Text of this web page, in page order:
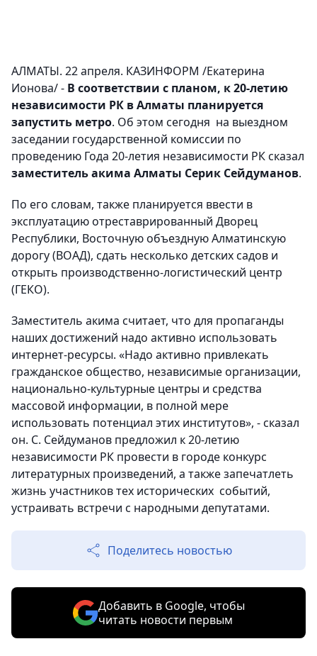
АЛМАТЫ. 22 апреля. КАЗИНФОРМ /Екатерина
Ионова/ - В соответствии с планом, к 20-летию
независимости РК в Алматы планируется
запустить метро. Об этом сегодня на выездном
заседании государственной комиссии по
проведению Года 20-летия независимости РК сказал
заместитель акима Алматы Серик Сейдуманов.
По его словам, также планируется ввести в
эксплуатацию отреставрированный Дворец
Республики, Восточную объездную Алматинскую
дорогу (ВОАД), сдать несколько детских садов и
открыть производственно-логистический центр
(ГЕКО).
Заместитель акима считает, что для пропаганды
наших достижений надо активно использовать
интернет-ресурсы. «Надо активно привлекать
гражданское общество, независимые организации,
национально-культурные центры и средства
массовой информации, в полной мере
использовать потенциал этих институтов», - сказал
он. С. Сейдуманов предложил к 20-летию
независимости РК провести в городе конкурс
литературных произведений, а также запечатлеть
жизнь участников тех исторических событий,
устраивать встречи с народными депутатами.
Поделитесь новостью
Добавить в Google, чтобы
читать новости первым